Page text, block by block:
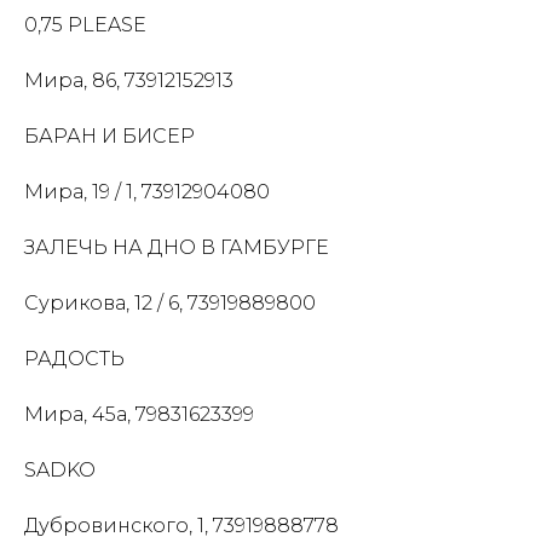
0,75 PLEASE
Мира, 86, 73912152913
БАРАН И БИСЕР
Мира, 19 / 1, 73912904080
ЗАЛЕЧЬ НА ДНО В ГАМБУРГЕ
Сурикова, 12 / 6, 73919889800
РАДОСТЬ
Мира, 45а, 79831623399
SADKO
Дубровинского, 1, 73919888778